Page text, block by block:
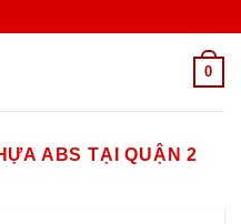
0
ABS TẠI QUẬN 2